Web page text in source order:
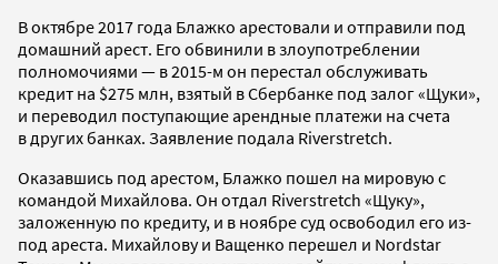
В октябре 2017 года Блажко арестовали и отправили под
домашний арест. Его обвинили в злоупотреблении
полномочиями — в 2015-м он перестал обслуживать
кредит на $275 млн, взятый в Сбербанке под залог «Щуки»,
и переводил поступающие арендные платежи на счета
в других банках. Заявление подала Riverstretch.
Оказавшись под арестом, Блажко пошел на мировую с
командой Михайлова. Он отдал Riverstretch «Щуку»,
заложенную по кредиту, и в ноябре суд освободил его из-
под ареста. Михайлову и Ващенко перешел и Nordstar